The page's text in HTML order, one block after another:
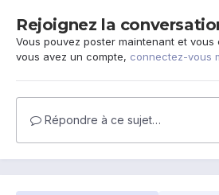
Rejoignez la
Vous pouvez poster maintenant et vous
vous avez un compte, connectez-vous
Répondre à ce sujet…